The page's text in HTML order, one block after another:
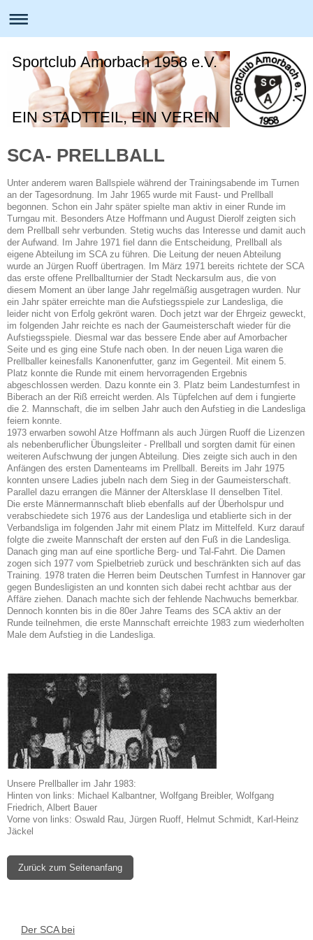
Sportclub Amorbach 1958 e.V.
EIN STADTTEIL, EIN VEREIN
SCA- PRELLBALL
Unter anderem waren Ballspiele während der Trainingsabende im Turnen
an der Tagesordnung. Im Jahr 1965 wurde mit Faust- und Prellball
begonnen. Schon ein Jahr später spielte man aktiv in einer Runde im
Turngau mit. Besonders Atze Hoffmann und August Dierolf zeigten sich
dem Prellball sehr verbunden. Stetig wuchs das Interesse und damit auch
der Aufwand. Im Jahre 1971 fiel dann die Entscheidung, Prellball als
eigene Abteilung im SCA zu führen. Die Leitung der neuen Abteilung
wurde an Jürgen Ruoff übertragen. Im März 1971 bereits richtete der SCA
das erste offene Prellballturnier der Stadt Neckarsulm aus, die von
diesem Moment an über lange Jahr regelmäßig ausgetragen wurden. Nur
ein Jahr später erreichte man die Aufstiegsspiele zur Landesliga, die
leider nicht von Erfolg gekrönt waren. Doch jetzt war der Ehrgeiz geweckt,
im folgenden Jahr reichte es nach der Gaumeisterschaft wieder für die
Aufstiegsspiele. Diesmal war das bessere Ende aber auf Amorbacher
Seite und es ging eine Stufe nach oben. In der neuen Liga waren die
Prellballer keinesfalls Kanonenfutter, ganz im Gegenteil. Mit einem 5.
Platz konnte die Runde mit einem hervorragenden Ergebnis
abgeschlossen werden. Dazu konnte ein 3. Platz beim Landesturnfest in
Biberach an der Riß erreicht werden. Als Tüpfelchen auf dem i fungierte
die 2. Mannschaft, die im selben Jahr auch den Aufstieg in die Landesliga
feiern konnte.
1973 erwarben sowohl Atze Hoffmann als auch Jürgen Ruoff die Lizenzen
als nebenberuflicher Übungsleiter - Prellball und sorgten damit für einen
weiteren Aufschwung der jungen Abteilung. Dies zeigte sich auch in den
Anfängen des ersten Damenteams im Prellball. Bereits im Jahr 1975
konnten unsere Ladies jubeln nach dem Sieg in der Gaumeisterschaft.
Parallel dazu errangen die Männer der Altersklase II denselben Titel.
Die erste Männermannschaft blieb ebenfalls auf der Überholspur und
verabschiedete sich 1976 aus der Landesliga und etablierte sich in der
Verbandsliga im folgenden Jahr mit einem Platz im Mittelfeld. Kurz darauf
folgte die zweite Mannschaft der ersten auf den Fuß in die Landesliga.
Danach ging man auf eine sportliche Berg- und Tal-Fahrt. Die Damen
zogen sich 1977 vom Spielbetrieb zurück und beschränkten sich auf das
Training. 1978 traten die Herren beim Deutschen Turnfest in Hannover gar
gegen Bundesligisten an und konnten sich dabei recht achtbar aus der
Affäre ziehen. Danach machte sich der fehlende Nachwuchs bemerkbar.
Dennoch konnten bis in die 80er Jahre Teams des SCA aktiv an der
Runde teilnehmen, die erste Mannschaft erreichte 1983 zum wiederholten
Male dem Aufstieg in die Landesliga.
Unsere Prellballer im Jahr 1983:
Hinten von links: Michael Kalbantner, Wolfgang Breibler, Wolfgang
Friedrich, Albert Bauer
Vorne von links: Oswald Rau, Jürgen Ruoff, Helmut Schmidt, Karl-Heinz
Jäckel
Zurück zum Seitenanfang
Der SCA bei